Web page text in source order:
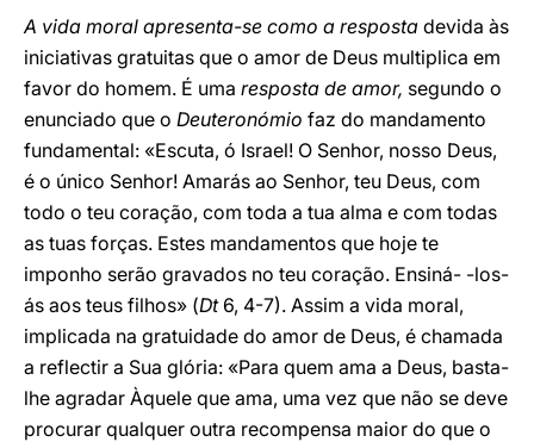
A vida moral apresenta-se como a resposta devida às
iniciativas gratuitas que o amor de Deus multiplica em
favor do homem. É uma resposta de amor, segundo o
enunciado que o Deuteronómio faz do mandamento
fundamental: «Escuta, ó Israel! O Senhor, nosso Deus,
é o único Senhor! Amarás ao Senhor, teu Deus, com
todo o teu coração, com toda a tua alma e com todas
as tuas forças. Estes mandamentos que hoje te
imponho serão gravados no teu coração. Ensiná- -los-
ás aos teus filhos» (Dt 6, 4-7). Assim a vida moral,
implicada na gratuidade do amor de Deus, é chamada
a reflectir a Sua glória: «Para quem ama a Deus, basta-
lhe agradar Àquele que ama, uma vez que não se deve
procurar qualquer outra recompensa maior do que o